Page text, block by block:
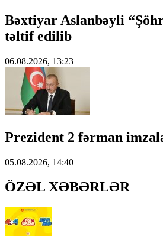
Bəxtiyar Aslanbəyli
təltif edilib
06.08.2026, 13:23
Prezident 2 fərman
05.08.2026, 14:40
ÖZƏL XƏBƏRLƏR